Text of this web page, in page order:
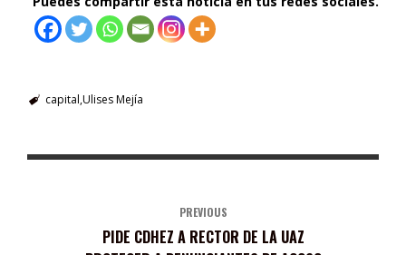
capital Ulises Mejía
PREVIOUS
PIDE CDHEZ A RECTOR DE LA UAZ